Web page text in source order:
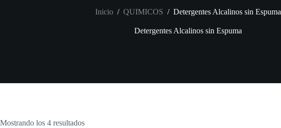
Inicio / QUIMICOS / Detergentes Alcalinos sin Espuma
Detergentes Alcalinos sin Espuma
Mostrando los 4 resultadosOrdenado